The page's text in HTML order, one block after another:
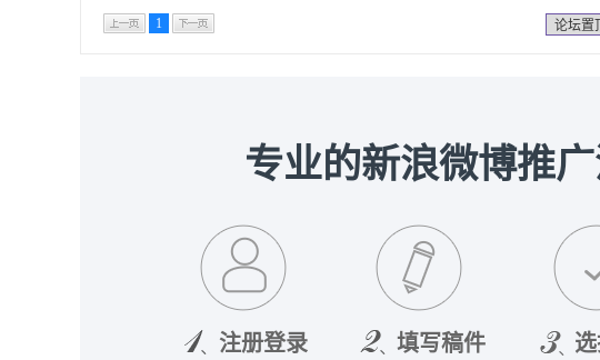
1 论坛置
专业的新浪微博推
注册登录 填写稿件